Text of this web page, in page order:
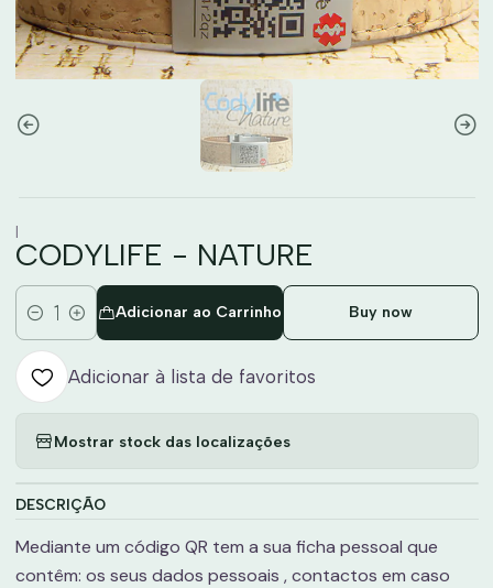
|
CODYLIFE - NATURE
Quantidade
Adicionar ao Carrinho Buy now
Adicionar à lista de favoritos
Mostrar stock das localizações
DESCRIÇÃO
Mediante um código QR tem a sua ficha pessoal que
contêm: os seus dados pessoais , contactos em caso